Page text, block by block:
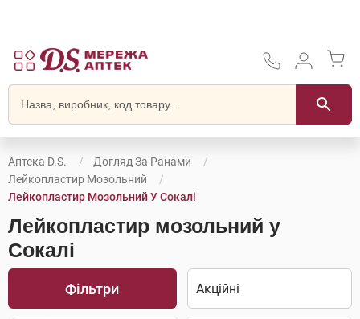
Аптека D.S.
Догляд За Ранами
Лейкопластир Мозольний
Лейкопластир Мозольний У Сокалі
Лейкопластир мозольний у
Сокалі
Фільтри